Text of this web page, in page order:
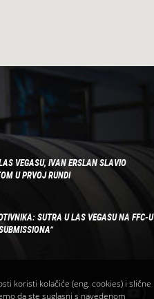
VEGASU, IVAN ERSLAN SLAVIO
U PRVOJ RUNDI
SUTRA U LAS VEGASU NA FFC-U
koristi kolačiće (eng. cookies) i slične
da ste suglasni s navedenom